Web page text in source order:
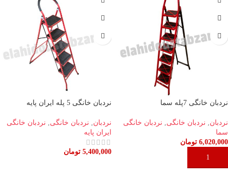
نردبان خانگی 7پله سما
نردبان, نردبان خانگی, نردبان خانگی
سما
6,020,000 تومان
افزودن به سبد خرید
نردبان خانگی 5 پله ایران پایه
نردبان, نردبان خانگی, نردبان خانگی
ایران پایه
5,400,000 تومان